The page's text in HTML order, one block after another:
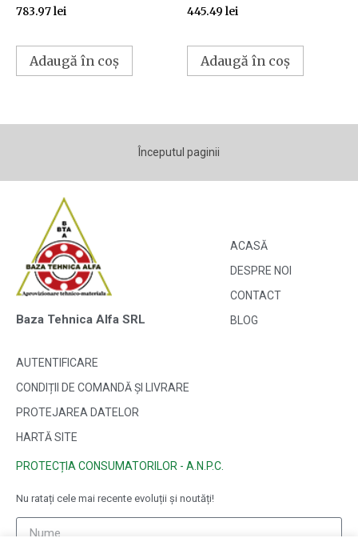
783.97lei
Adaugă în coș
445.49 lei
Adaugă în coș
Începutul paginii
Baza Tehnica Alfa SRL
ACASĂ
DESPRE NOI
CONTACT
BLOG
AUTENTIFICARE
CONDIȚII DE COMANDĂ ȘI LIVRARE
PROTEJAREA DATELOR
HARTĂ SITE
PROTECȚIA CONSUMATORILOR - A.N.P.C.
Nu ratați cele mai recente evoluții și noutăți!